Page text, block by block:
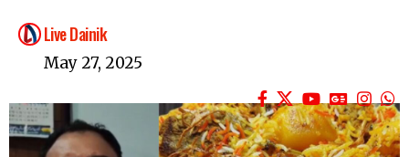
Live Dainik
May 27, 2025